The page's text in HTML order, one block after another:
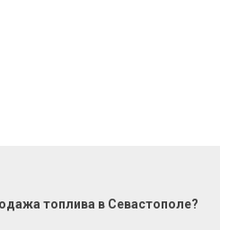
топлива в Севастополе?